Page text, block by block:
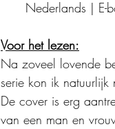
Nederlands |
Voor het lezen:
Na zoveel lovende
serie kon ik
De cover is erg
van een man en